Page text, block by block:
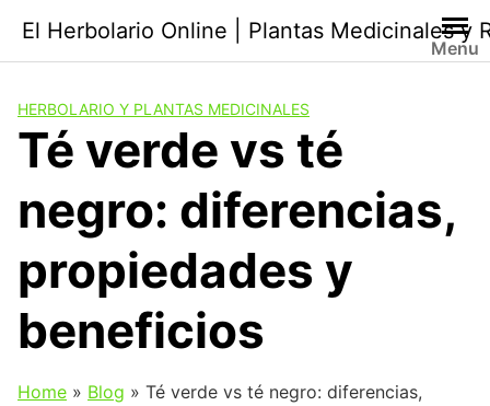
contenido
El Herbolario Online | Plantas Medicinales y
Menu
HERBOLARIO Y PLANTAS MEDICINALES
Té verde vs té
negro: diferencias,
propiedades y
beneficios
Home » Blog » Té verde vs té negro: diferencias,